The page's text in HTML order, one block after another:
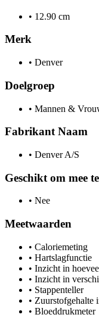
• 12.90 cm
Merk
• Denver
Doelgroep
• Mannen &
Fabrikant Naam
• Denver A/S
Geschikt om mee
• Nee
Meetwaarden
• Caloriemeting
• Hartslagfunctie
• Inzicht in
• Inzicht in
• Stappenteller
• Zuurstofgehalte
• Bloeddrukmeter